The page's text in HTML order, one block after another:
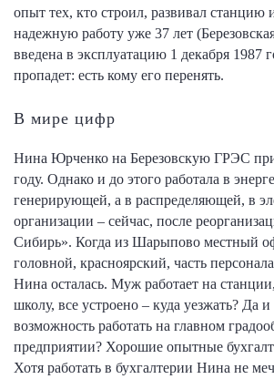
опыт тех, кто строил, развивал станцию
надежную работу уже 37 лет
введена в эксплуатацию 1 декабря 1987
пропадет: есть кому его перенять.
В мире цифр
Нина Юрченко на Березовскую ГРЭС
году. Однако и до этого работала в
генерирующей, а в распределяющей, в
организации – сейчас, после
Сибирь». Когда из Шарыпово местный
головной, красноярский, часть
Нина осталась. Муж работает на
школу, все устроено – куда уезжать? Да и
возможность работать на главном
предприятии? Хорошие опытные
Хотя работать в бухгалтерии Нина не